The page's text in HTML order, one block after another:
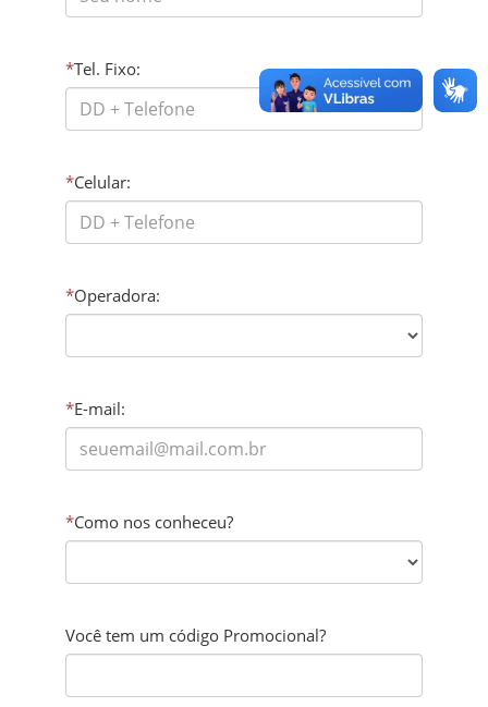
*Tel. Fixo:
*Celular:
*Operadora:
*E-mail:
*Como nos conheceu?
Você tem um código Promocional?